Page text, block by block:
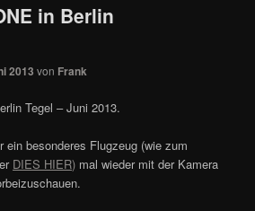
in Berlin
2013 von Frank
Tegel – Juni 2013.
ein besonderes Flugzeug (wie zum
DIES HIER) mal wieder mit der Kamera